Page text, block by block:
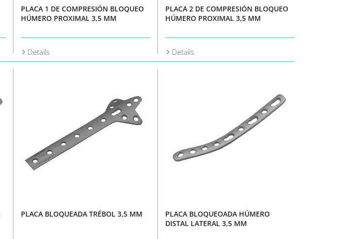
PLACA 1 DE COMPRESIÓN BLOQUEO
HÚMERO PROXIMAL 3,5 MM
Details
PLACA 2 DE COMPRESIÓN BLOQUEO
HÚMERO PROXIMAL 3,5 MM
Details
PLACA BLOQUEADA TRÉBOL 3,5 MM
PLACA BLOQUEOADA HÚMERO
DISTAL LATERAL 3,5 MM